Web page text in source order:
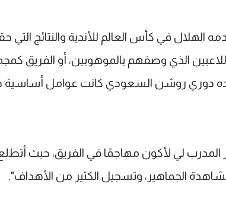
في كأس العالم للأندية والنتائج التي
الذي وصفهم بالموهوبين، أو الفريق
دوري روشن السعودي كانت عوامل
المدرب لي لأكون مهاجمًا في الفريق، حيث
الجماهير، وتسجيل الكثير من الأهداف".